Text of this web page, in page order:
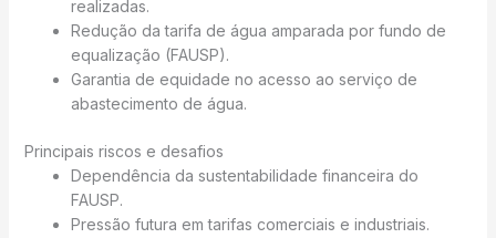
realizadas.
Redução da tarifa de água amparada por fundo de
equalização (FAUSP).
Garantia de equidade no acesso ao serviço de
abastecimento de água.
Principais riscos e desafios
Dependência da sustentabilidade financeira do
FAUSP.
Pressão futura em tarifas comerciais e industriais.